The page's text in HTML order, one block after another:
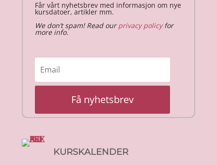
Får vårt nyhetsbrev med informasjon om nye
kursdatoer, artikler mm.
We don’t spam! Read ourprivacy policyfor
more info.
Få nyhetsbrev
KURSKALENDER